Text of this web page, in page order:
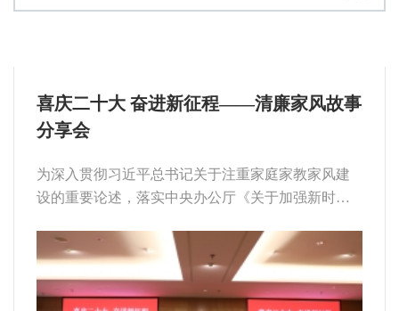
喜庆二十大 奋进新征程——清廉家风故事
分享会
为深入贯彻习近平总书记关于注重家庭家教家风建
设的重要论述，落实中央办公厅《关于加强新时代
召开之际，中心工会、妇委会于2022年10月20日下
午举办了“喜庆二十大 奋进新征程”主题清廉家风故
事分享会